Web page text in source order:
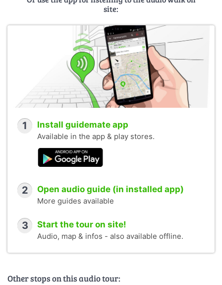
site:
1 Install guidemate app
Available in the app & play stores.
2 Open audio guide (in installed app)
More guides available
3 Start the tour on site!
Audio, map & infos - also available offline.
Other stops on this audio tour: